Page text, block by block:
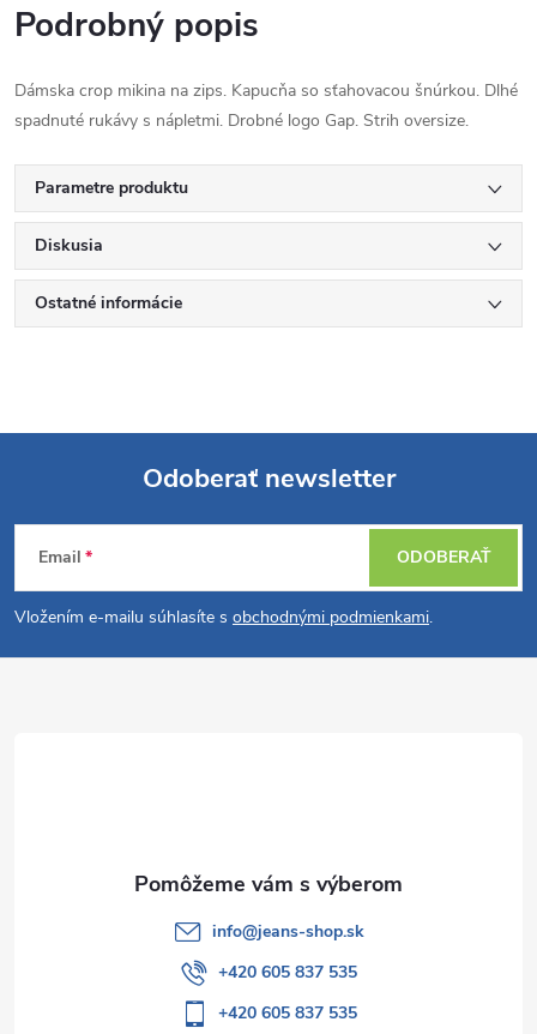
Podrobný popis
Dámska crop mikina na zips. Kapucňa so sťahovacou šnúrkou. Dlhé
spadnuté rukávy s nápletmi. Drobné logo Gap. Strih oversize.
Parametre produktu
Diskusia
Ostatné informácie
Z
á
p
Odoberať newsletter
Email
Vložením e-mailu súhlasíte s obchodnými podmienkami.
ODOBERAŤ
info@jeans-shop.sk
+420 605 837 535
+420 605 837 535